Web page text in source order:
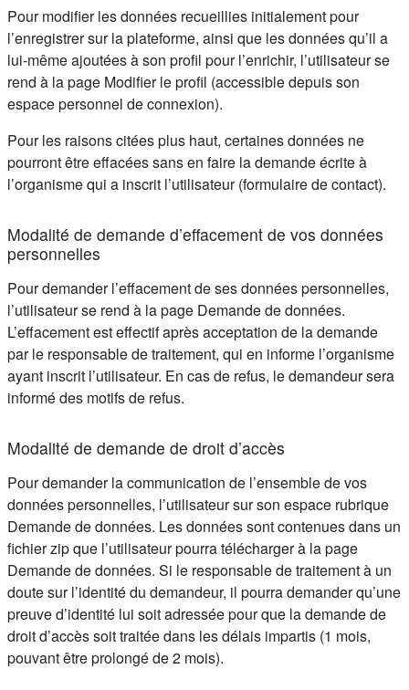
Pour modifier les données recueillies initialement pour
l’enregistrer sur la plateforme, ainsi que les données qu’il a
lui-même ajoutées à son profil pour l’enrichir, l’utilisateur se
rend à la page Modifier le profil (accessible depuis son
espace personnel de connexion).
Pour les raisons citées plus haut, certaines données ne
pourront être effacées sans en faire la demande écrite à
l’organisme qui a inscrit l’utilisateur (formulaire de contact).
Modalité de demande d’effacement de vos données
personnelles
Pour demander l’effacement de ses données personnelles,
l’utilisateur se rend à la page Demande de données.
L’effacement est effectif après acceptation de la demande
par le responsable de traitement, qui en informe l’organisme
ayant inscrit l’utilisateur. En cas de refus, le demandeur sera
informé des motifs de refus.
Modalité de demande de droit d’accès
Pour demander la communication de l’ensemble de vos
données personnelles, l’utilisateur sur son espace rubrique
Demande de données. Les données sont contenues dans un
fichier zip que l’utilisateur pourra télécharger à la page
Demande de données. Si le responsable de traitement à un
doute sur l’identité du demandeur, il pourra demander qu’une
preuve d’identité lui soit adressée pour que la demande de
droit d’accès soit traitée dans les délais impartis (1 mois,
pouvant être prolongé de 2 mois).